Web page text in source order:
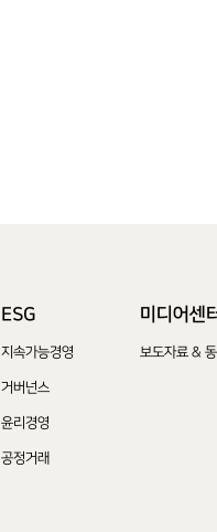
ESG
지속가능경영
거버넌스
윤리경영
공정거래
미디어센
보도자료 &